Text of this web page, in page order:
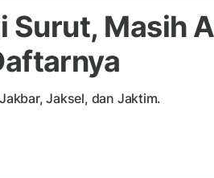
Surut, Masih
Jaksel, dan Jaktim.